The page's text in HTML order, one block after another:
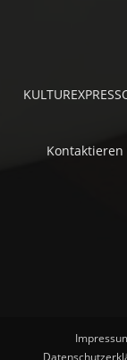
Kontaktieren